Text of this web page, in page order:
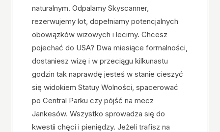
naturalnym. Odpalamy Skyscanner,
rezerwujemy lot, dopełniamy potencjalnych
obowiązków wizowych i lecimy. Chcesz
pojechać do USA? Dwa miesiące formalności,
dostaniesz wizę i w przeciągu kilkunastu
godzin tak naprawdę jesteś w stanie cieszyć
się widokiem Statuy Wolności, spacerować
po Central Parku czy pójść na mecz
Jankesów. Wszystko sprowadza się do
kwestii chęci i pieniędzy. Jeżeli trafisz na